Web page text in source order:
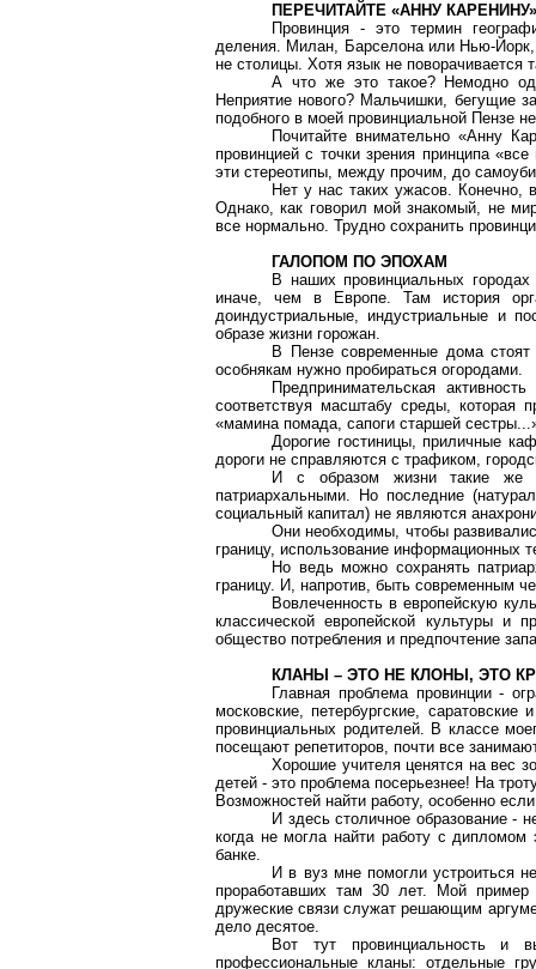
ПЕРЕЧИТАЙТЕ «АННУ
Провинция - это термин
деления. Милан, Барселона или Нью-Йорк,
не столицы. Хотя язык не поворачивается
А что же это такое? Немодно
Неприятие нового? Мальчишки, бегущие
подобного в моей провинциальной Пензе
Почитайте внимательно «Анну
провинцией с точки зрения принципа
эти стереотипы, между прочим, до
Нет у нас таких ужасов. Конечно,
Однако, как говорил мой знакомый, не
все нормально. Трудно сохранить
ГАЛОПОМ ПО ЭПОХАМ
В наших провинциальных
иначе, чем в Европе. Там история
доиндустриальные, индустриальные и
образе жизни горожан.
В Пензе современные дома
особнякам нужно пробираться огородами.
Предпринимательская
соответствуя масштабу среды, которая
«мамина помада, сапоги старшей
Дорогие гостиницы, приличные
дороги не справляются с трафиком,
И с образом жизни такие же
патриархальными. Но последние
социальный капитал) не являются
Они необходимы, чтобы
границу, использование информационных
Но ведь можно сохранять
границу. И, напротив, быть современным
Вовлеченность в европейскую
классической европейской культуры и
общество потребления и предпочтение
КЛАНЫ – ЭТО НЕ КЛОНЫ, ЭТО
Главная проблема провинции -
московские, петербургские,
провинциальных родителей. В классе
посещают репетиторов, почти все
Хорошие учителя ценятся на вес
детей - это проблема посерьезнее! На
Возможностей найти работу, особенно
И здесь столичное образование -
когда не могла найти работу с
банке.
И в вуз мне помогли устроиться
проработавших там 30 лет. Мой пример
дружеские связи служат решающим
дело десятое.
Вот тут провинциальность и
профессиональные кланы: отдельные